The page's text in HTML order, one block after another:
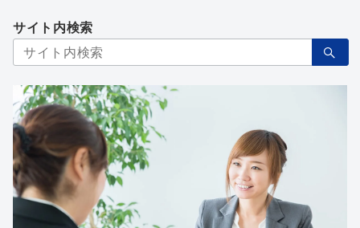
サイト内検索
索：